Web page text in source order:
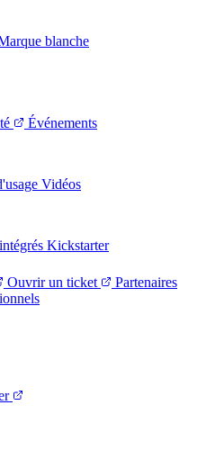
blanche
Événements
Vidéos
Kickstarter
Ouvrir un ticket
Partenaires